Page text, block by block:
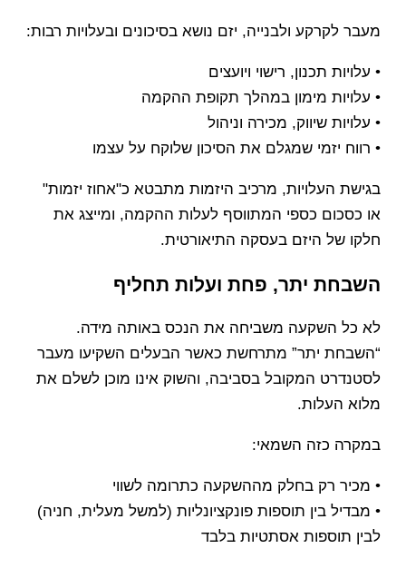
מעבר לקרקע ולבנייה, יזם נושא בסיכונים ובעלויות רבות:
• עלויות תכנון, רישוי ויועצים
• עלויות מימון במהלך תקופת ההקמה
• עלויות שיווק, מכירה וניהול
• רווח יזמי שמגלם את הסיכון שלוקח על עצמו
בגישת העלויות, מרכיב היזמות מתבטא כ"אחוז יזמות"
או כסכום כספי המתווסף לעלות ההקמה, ומייצג את
חלקו של היזם בעסקה התיאורטית.
השבחת יתר, פחת ועלות תחליף
לא כל השקעה משביחה את הנכס באותה מידה.
“השבחת יתר” מתרחשת כאשר הבעלים השקיעו מעבר
לסטנדרט המקובל בסביבה, והשוק אינו מוכן לשלם את
מלוא העלות.
במקרה כזה השמאי:
• מכיר רק בחלק מההשקעה כתרומה לשווי
• מבדיל בין תוספות פונקציונליות (למשל מעלית, חניה)
לבין תוספות אסתטיות בלבד